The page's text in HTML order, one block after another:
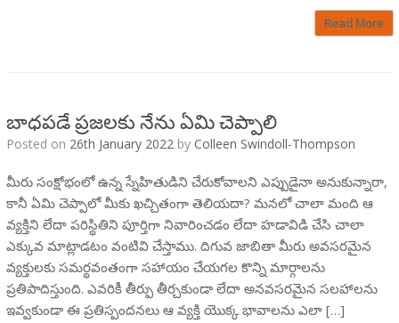
Read More
బాధపడే ప్రజలకు నేను ఏమి చెప్పాలి
Posted on 26th January 2022 by Colleen Swindoll-Thompson
మీరు సంక్షోభంలో ఉన్న స్నేహితుడిని చేరుకోవాలని ఎప్పుడైనా అనుకున్నారా,
కానీ ఏమి చెప్పాలో మీకు ఖచ్చితంగా తెలియదా? మనలో చాలా మంది ఆ
వ్యక్తిని లేదా పరిస్థితిని పూర్తిగా నివారించడం లేదా హడావిడి చేసి చాలా
ఎక్కువ మాట్లాడటం వంటివి చేస్తాము. దిగువ జాబితా మీరు అవసరమైన
వ్యక్తులకు సమర్థవంతంగా సహాయం చేయగల కొన్ని మార్గాలను
ప్రతిపాదిస్తుంది. ఎవరికీ తీర్పు తీర్చకుండా లేదా అనవసరమైన సలహాలను
ఇవ్వకుండా ఈ ప్రతిస్పందనలు ఆ వ్యక్తి యొక్క భావాలను ఎలా […]